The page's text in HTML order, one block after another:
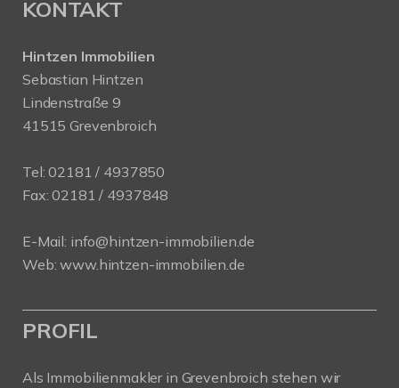
KONTAKT
Hintzen Immobilien
Sebastian Hintzen
Lindenstraße 9
41515 Grevenbroich
Tel:02181 / 4937850
Fax: 02181 / 4937848
E-Mail: info@hintzen-immobilien.de
Web:www.hintzen-immobilien.de
PROFIL
Als Immobilienmakler in Grevenbroich stehen wir